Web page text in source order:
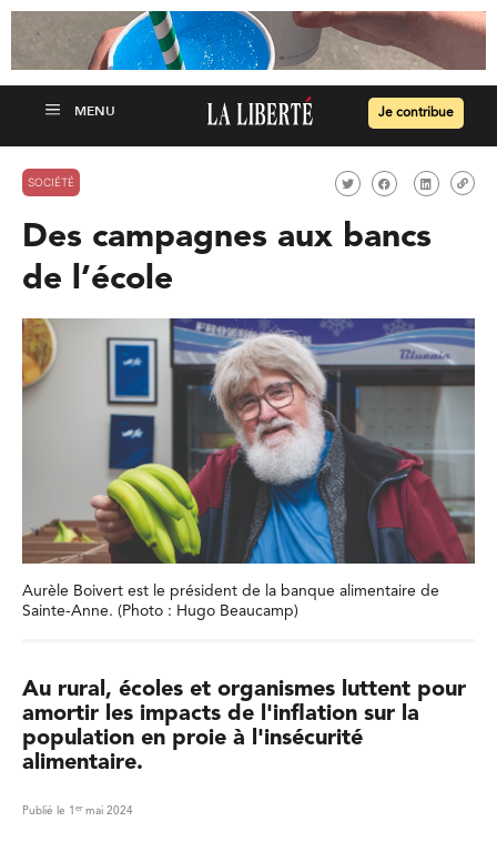
Je contribue
SOCIÉTÉ
Des campagnes aux bancs
de l’école
Aurèle Boivert est le président de la banque alimentaire de
Sainte-Anne. (Photo : Hugo Beaucamp)
Au rural, écoles et organismes luttent pour
amortir les impacts de l'inflation sur la
population en proie à l'insécurité
alimentaire.
Publié le 1 er mai 2024